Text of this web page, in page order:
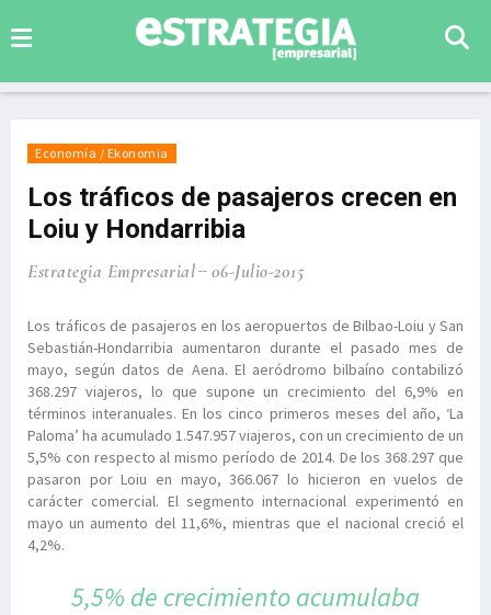
Economía / Ekonomia
Los tráficos de pasajeros crecen en
Loiu y Hondarribia
Estrategia Empresarial 06-Julio-2015
Los tráficos de pasajeros en los aeropuertos de Bilbao-Loiu y San
Sebastián-Hondarribia aumentaron durante el pasado mes de
mayo, según datos de Aena. El aeródromo bilbaíno contabilizó
368.297 viajeros, lo que supone un crecimiento del 6,9% en
términos interanuales. En los cinco primeros meses del año, ‘La
Paloma’ ha acumulado 1.547.957 viajeros, con un crecimiento de un
5,5% con respecto al mismo período de 2014. De los 368.297 que
pasaron por Loiu en mayo, 366.067 lo hicieron en vuelos de
carácter comercial. El segmento internacional experimentó en
mayo un aumento del 11,6%, mientras que el nacional creció el
4,2%.
5,5% de crecimiento acumulaba